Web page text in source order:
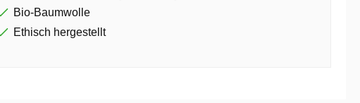
Bio-Baumwolle
Ethisch hergestellt